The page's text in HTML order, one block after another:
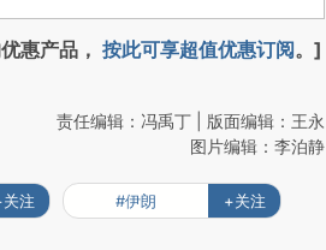
惠产品， 按此可享超值优惠订阅。]
责任编辑：冯禹丁 | 版面编辑：王永
图片编辑：李泊静
关注 #伊朗 +关注